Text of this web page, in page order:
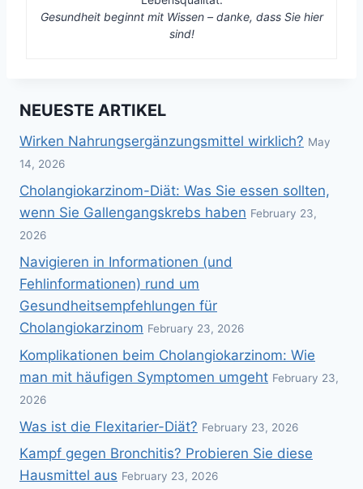
Gesundheit beginnt mit Wissen – danke, dass Sie hier
sind!
NEUESTE ARTIKEL
Wirken Nahrungsergänzungsmittel wirklich? May
14, 2026
Cholangiokarzinom-Diät: Was Sie essen sollten,
wenn Sie Gallengangskrebs haben February 23,
2026
Navigieren in Informationen (und
Fehlinformationen) rund um
Gesundheitsempfehlungen für
Cholangiokarzinom February 23, 2026
Komplikationen beim Cholangiokarzinom: Wie
man mit häufigen Symptomen umgeht February 23,
2026
Was ist die Flexitarier-Diät? February 23, 2026
Kampf gegen Bronchitis? Probieren Sie diese
Hausmittel aus February 23, 2026